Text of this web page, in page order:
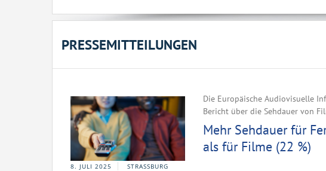
PRESSEMITTEILUNGEN
Die Europäische Audiovisuelle
Bericht über die Sehdauer von
Mehr Sehdauer für
als für Filme (22 %)
8. JULI 2025 STRASSBURG